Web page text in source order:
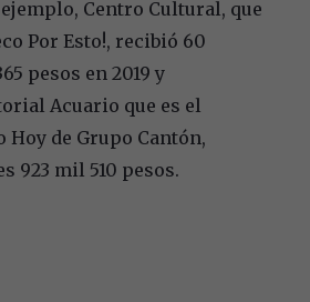
Centro Cultural, que
Por Esto!, recibió 60
pesos en 2019 y
Acuario que es el
Hoy de Grupo Cantón,
923 mil 510 pesos.